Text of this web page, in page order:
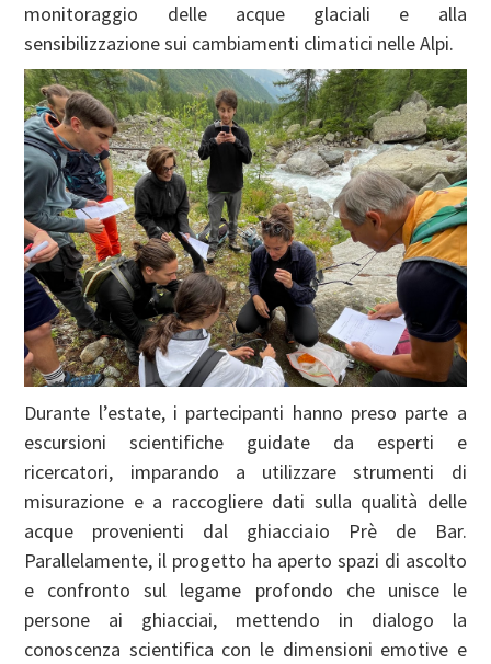
monitoraggio delle acque glaciali e alla
sensibilizzazione sui cambiamenti climatici nelle Alpi.
Durante l’estate, i partecipanti hanno preso parte a
escursioni scientifiche guidate da esperti e
ricercatori, imparando a utilizzare strumenti di
misurazione e a raccogliere dati sulla qualità delle
acque provenienti dal ghiacciaio Prè de Bar.
Parallelamente, il progetto ha aperto spazi di ascolto
e confronto sul legame profondo che unisce le
persone ai ghiacciai, mettendo in dialogo la
conoscenza scientifica con le dimensioni emotive e